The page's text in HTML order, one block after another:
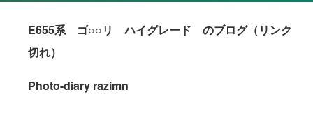
E655系 ゴ○○リ ハイグレード のブログ（リンク
切れ）
Photo-diary razimn